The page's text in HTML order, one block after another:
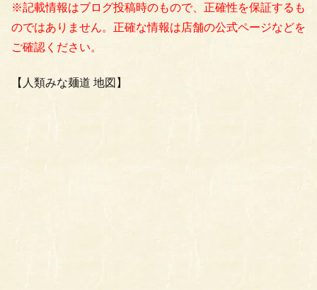
※記載情報はブログ投稿時のもので、正確性を保証するも
のではありません。正確な情報は店舗の公式ページなどを
ご確認ください。
【人類みな麺道 地図】